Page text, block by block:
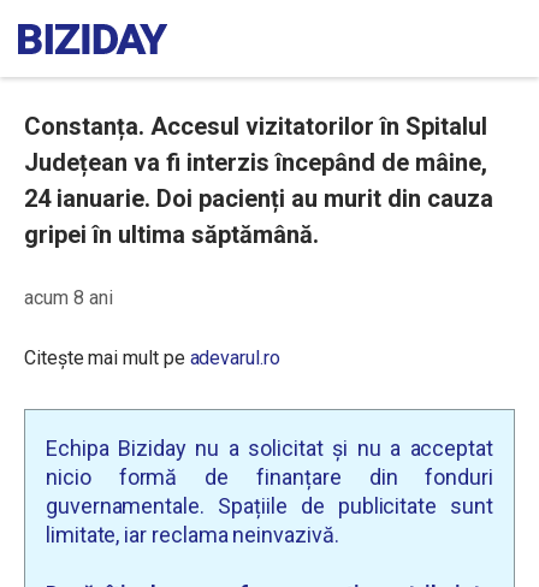
Constanța. Accesul vizitatorilor în Spitalul
Județean va fi interzis începând de mâine,
24 ianuarie. Doi pacienți au murit din cauza
gripei în ultima săptămână.
acum 8 ani
Citește mai mult pe adevarul.ro
Echipa Biziday nu a solicitat și nu a acceptat
nicio formă de finanțare din fonduri
guvernamentale. Spațiile de publicitate sunt
limitate, iar reclama neinvazivă.